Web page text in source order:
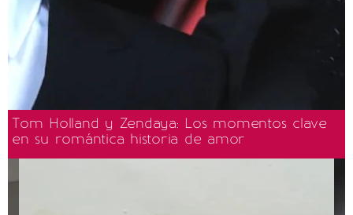
Tom Holland y Zendaya: Los momentos clave
en su romántica historia de amor